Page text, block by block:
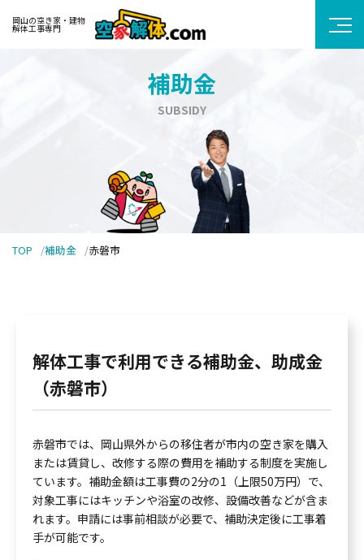
岡山の空き家・建物
解体工事専門
補助金
SUBSIDY
TOP 補助金 赤磐市
解体工事で利用できる補助金、助成金
（赤磐市）
赤磐市では、岡山県外からの移住者が市内の空き家を購入
または賃貸し、改修する際の費用を補助する制度を実施し
ています。補助金額は工事費の2分の1（上限50万円）で、
対象工事にはキッチンや浴室の改修、設備改善などが含ま
れます。申請には事前相談が必要で、補助決定後に工事着
手が可能です。